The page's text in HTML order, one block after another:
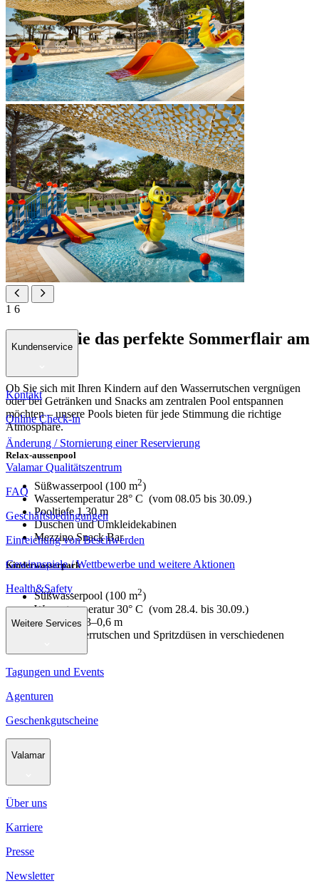
1 6
Erleben Sie das perfekte Sommerflair am
Ob Sie sich mit Ihren Kindern auf den Wasserrutschen vergnügen
oder bei Getränken und Snacks am zentralen Pool entspannen
möchten – unsere Pools bieten für jede Stimmung die richtige
Atmosphäre.
Relax-aussenpool
Süßwasserpool (100 m2)
Wassertemperatur 28° C (vom 08.05 bis 30.09.)
Pooltiefe 1,30 m
Duschen und Umkleidekabinen
Mezzino Snack Bar
Kinderwasserpark
Süßwasserpool (100 m2)
Wassertemperatur 30° C (vom 28.4. bis 30.09.)
Pooltiefe 0,3–0,6 m
Zwei Wasserrutschen und Spritzdüsen in verschiedenen
Kundenservice
Kontakt
Online Check-in
Änderung / Stornierung einer Reservierung
Valamar Qualitätszentrum
FAQ
Geschäftsbedingungen
Einreichung von Beschwerden
Gewinnspiele / Wettbewerbe und weitere Aktionen
Health&Safety
Weitere Services
Tagungen und Events
Agenturen
Geschenkgutscheine
Valamar
Über uns
Karriere
Presse
Newsletter